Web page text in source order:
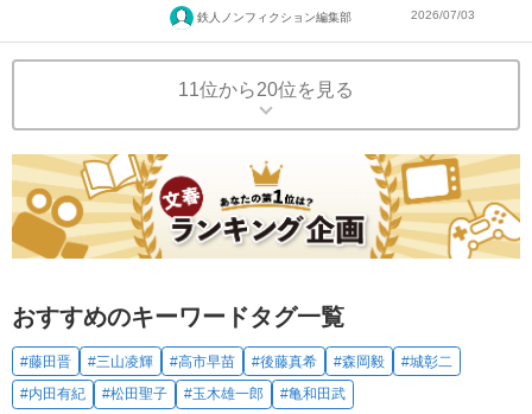
鉄人ノンフィクション編集部 2026/07/03
11位から20位を見る
おすすめのキーワードタグ一覧
#藤田晋 #三山凌輝 #高市早苗 #後藤真希 #森岡毅
#城彰二
#内田有紀
#松田聖子 #玉木雄一郎 #亀和田武